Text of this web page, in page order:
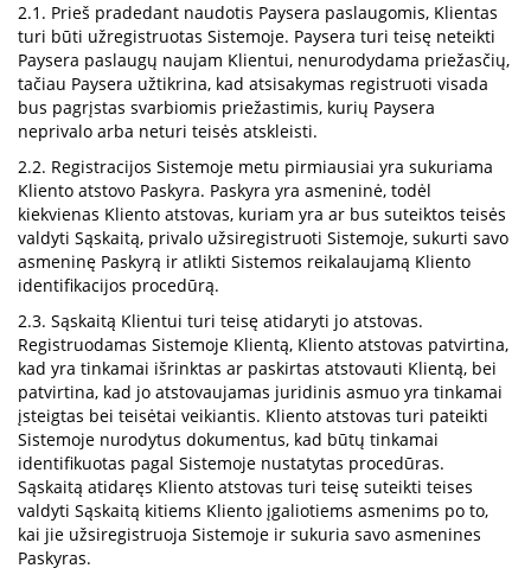
2.1. Prieš pradedant naudotis Paysera paslaugomis, Klientas
turi būti užregistruotas Sistemoje. Paysera turi teisę neteikti
Paysera paslaugų naujam Klientui, nenurodydama priežasčių,
tačiau Paysera užtikrina, kad atsisakymas registruoti visada
bus pagrįstas svarbiomis priežastimis, kurių Paysera
neprivalo arba neturi teisės atskleisti.
2.2. Registracijos Sistemoje metu pirmiausiai yra sukuriama
Kliento atstovo Paskyra. Paskyra yra asmeninė, todėl
kiekvienas Kliento atstovas, kuriam yra ar bus suteiktos teisės
valdyti Sąskaitą, privalo užsiregistruoti Sistemoje, sukurti savo
asmeninę Paskyrą ir atlikti Sistemos reikalaujamą Kliento
identifikacijos procedūrą.
2.3. Sąskaitą Klientui turi teisę atidaryti jo atstovas.
Registruodamas Sistemoje Klientą, Kliento atstovas patvirtina,
kad yra tinkamai išrinktas ar paskirtas atstovauti Klientą, bei
patvirtina, kad jo atstovaujamas juridinis asmuo yra tinkamai
įsteigtas bei teisėtai veikiantis. Kliento atstovas turi pateikti
Sistemoje nurodytus dokumentus, kad būtų tinkamai
identifikuotas pagal Sistemoje nustatytas procedūras.
Sąskaitą atidaręs Kliento atstovas turi teisę suteikti teises
valdyti Sąskaitą kitiems Kliento įgaliotiems asmenims po to,
kai jie užsiregistruoja Sistemoje ir sukuria savo asmenines
Paskyras.